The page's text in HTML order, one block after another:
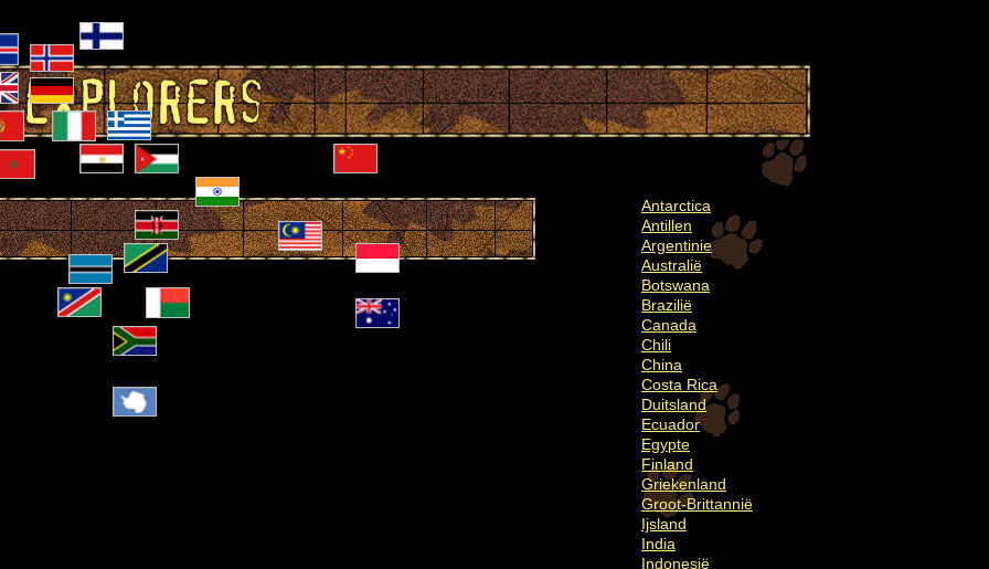
Antarctica
Antillen
Argentinie
Australië
Botswana
Brazilië
Canada
Chili
China
Costa Rica
Duitsland
Ecuador
Egypte
Finland
Griekenland
Groot-Brittannië
Ijsland
India
Indonesië